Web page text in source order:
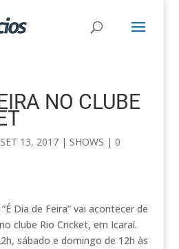
NO CLUBE
SET 13, 2017| SHOWS | 0
Dia de Feira” vai acontecer de
clube Rio Cricket, em Icaraí.
sábado e domingo de 12h às